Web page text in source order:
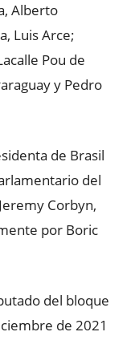
Alberto
Luis Arce;
Pou de
y Pedro
de Brasil
del
Corbyn,
por Boric
del bloque
de 2021